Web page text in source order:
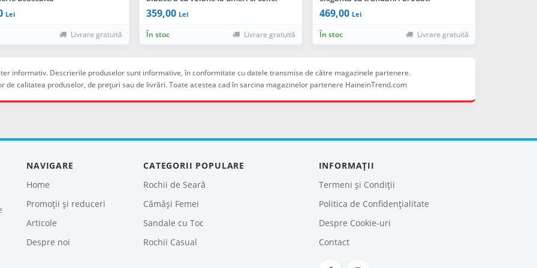
Lei
Livrare gratuită
pretios
359,00 Lei
În stoc Livrare gratuită
469,00 Lei
În stoc Livrare gratuită
informativ. Descrierile produselor sunt informative, în conformitate cu datele transmise de către magazinele partenere.
calitatea produselor, de preţuri sau de livrări. Toate acestea cad în sarcina magazinelor partenere HaineinTrend.com
NAVIGARE
Home
Promoții și reduceri
Articole
Despre noi
CATEGORII POPULARE
Rochii de Seară
Cămăși Femei
Sandale cu Toc
Rochii Casual
INFORMAȚII
Termeni și Condiții
Politica de Confidențialitate
Despre Cookie-uri
Contact